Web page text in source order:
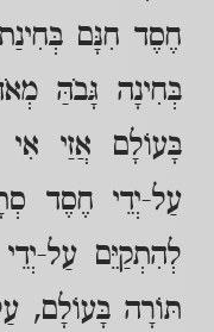
חֶסֶד חִנָּם
בְּחִינָה גָּבֹהַּ
בָּעוֹלָם אֲזַי
עַל-יְדֵי חֶסֶד
לְהִתְקַיֵּם עַל-
תּוֹרָה בָּעוֹלָם,